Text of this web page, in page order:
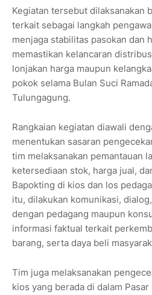
Kegiatan tersebut dilaksanakan
terkait sebagai langkah
menjaga stabilitas pasokan dan
memastikan kelancaran
lonjakan harga maupun
pokok selama Bulan Suci
Tulungagung.
Rangkaian kegiatan diawali
menentukan sasaran
tim melaksanakan pemantauan
ketersediaan stok, harga jual,
Bapokting di kios dan los
itu, dilakukan komunikasi,
dengan pedagang maupun
informasi faktual terkait
barang, serta daya beli
Tim juga melaksanakan
kios yang berada di dalam